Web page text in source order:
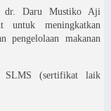
dr. Daru Mustiko Aji
untuk meningkatkan
pengelolaan makanan
SLMS (sertifikat laik